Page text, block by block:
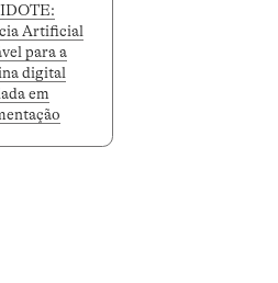
Artificial
para a
digital
em